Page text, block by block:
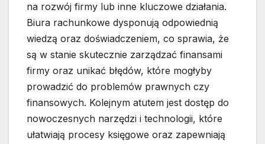
na rozwój firmy lub inne kluczowe działania.
Biura rachunkowe dysponują odpowiednią
wiedzą oraz doświadczeniem, co sprawia, że
są w stanie skutecznie zarządzać finansami
firmy oraz unikać błędów, które mogłyby
prowadzić do problemów prawnych czy
finansowych. Kolejnym atutem jest dostęp do
nowoczesnych narzędzi i technologii, które
ułatwiają procesy księgowe oraz zapewniają